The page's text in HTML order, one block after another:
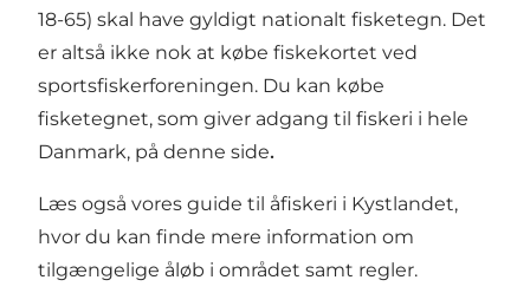
18-65) skal have gyldigt nationalt fisketegn. Det
er altså ikke nok at købe fiskekortet ved
sportsfiskerforeningen. Du kan købe
fisketegnet, som giver adgang til fiskeri i hele
Danmark, på denne side.
Læs også vores guide til åfiskeri i Kystlandet,
hvor du kan finde mere information om
tilgængelige åløb i området samt regler.